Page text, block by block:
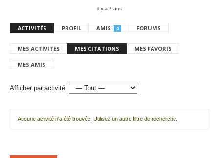
il y a 7 ans
ACTIVITÉS PROFIL AMIS 0 FORUMS
MES ACTIVITÉS MES CITATIONS MES FAVORIS
MES AMIS
Afficher par activité:
Aucune activité n'a été trouvée. Utilisez un autre filtre de recherche.